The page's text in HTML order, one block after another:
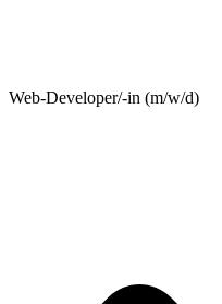
Web-Developer/-in (m/w/d)